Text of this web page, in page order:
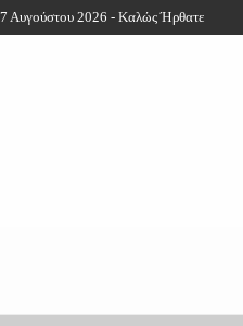
Αυγούστου 2026 - Καλώς Ήρθατε